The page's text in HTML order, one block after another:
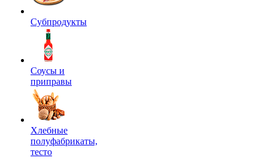
Субпродукты
Соусы и
приправы
Хлебные
полуфабрикаты,
тесто